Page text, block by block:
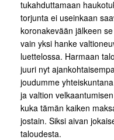
tukahduttamaan
torjunta ei useinkaan
koronakevään jälkeen
vain yksi hanke
luettelossa. Harmaan
juuri nyt
joudumme
ja valtion
kuka tämän kaiken
jostain. Siksi aivan
taloudesta.